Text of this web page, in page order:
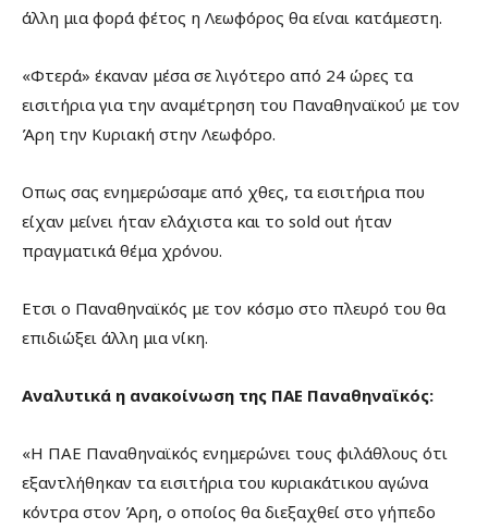
άλλη μια φορά φέτος η Λεωφόρος θα είναι κατάμεστη.
«Φτερά» έκαναν μέσα σε λιγότερο από 24 ώρες τα
εισιτήρια για την αναμέτρηση του Παναθηναϊκού με τον
Άρη την Κυριακή στην Λεωφόρο.
Οπως σας ενημερώσαμε από χθες, τα εισιτήρια που
είχαν μείνει ήταν ελάχιστα και το sold out ήταν
πραγματικά θέμα χρόνου.
Ετσι ο Παναθηναϊκός με τον κόσμο στο πλευρό του θα
επιδιώξει άλλη μια νίκη.
Αναλυτικά η ανακοίνωση της ΠΑΕ Παναθηναϊκός:
«Η ΠΑΕ Παναθηναϊκός ενημερώνει τους φιλάθλους ότι
εξαντλήθηκαν τα εισιτήρια του κυριακάτικου αγώνα
κόντρα στον Άρη, ο οποίος θα διεξαχθεί στο γήπεδο